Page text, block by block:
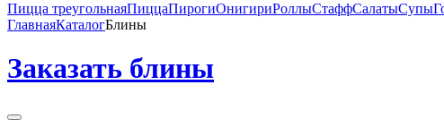
Пицца треугольнаяПиццаПирогиОнигириРоллыСтаффСалатыСупы
ГлавнаяКаталогБлины
Заказать блины